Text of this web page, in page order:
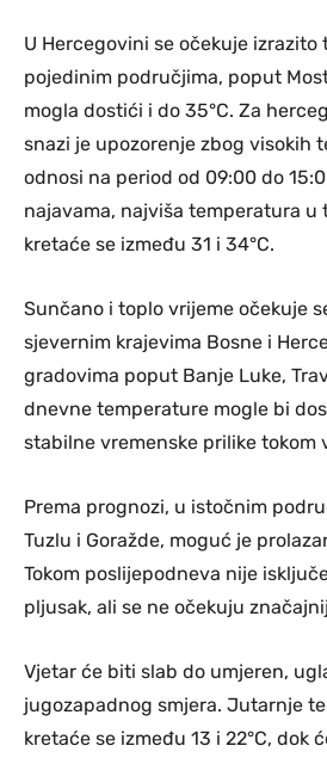
U Hercegovini se očekuje izrazito
pojedinim područjima, poput
mogla dostići i do 35°C. Za
snazi je upozorenje zbog visokih
odnosi na period od 09:00 do
najavama, najviša temperatura u
kretaće se između 31 i 34°C.
Sunčano i toplo vrijeme očekuje
sjevernim krajevima Bosne i
gradovima poput Banje Luke,
dnevne temperature mogle bi
stabilne vremenske prilike tokom
Prema prognozi, u istočnim
Tuzlu i Goražde, moguć je
Tokom poslijepodneva nije
pljusak, ali se ne očekuju
Vjetar će biti slab do umjeren,
jugozapadnog smjera. Jutarnje
kretaće se između 13 i 22°C, dok